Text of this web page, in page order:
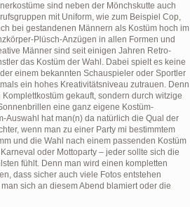
sind neben der Mönchskutte auch
mit Uniform, wie zum Beispiel Cop,
bei gestandenen Männern als Kostüm hoch im
Plüsch-Anzügen in allen Formen und
Männer sind seit einigen Jahren Retro-
das Kostüm der Wahl. Dabei spielt es keine
einem bekannten Schauspieler oder Sportler
ein hohes Kreativitätsniveau zutrauen. Denn
gekauft, sondern durch witzige
eine ganz eigene Kostüm-
Auswahl hat man(n) da natürlich die Qual der
wenn man zu einer Party mi bestimmtem
und die Wahl nach einem passenden Kostüm
oder Mottoparty – jeder sollte sich die
fühlt. Denn man wird einen kompletten
dass sicher auch viele Fotos entstehen
sich an diesem Abend blamiert oder die